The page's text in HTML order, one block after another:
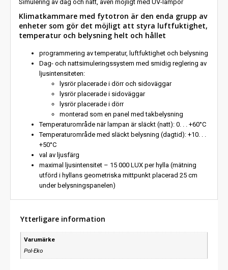
Simulering av dag och natt, även möjligt med UV-lampor
Klimatkammare med fytotron är den enda grupp av
enheter som gör det möjligt att styra luftfuktighet,
temperatur och belysning helt och hållet
programmering av temperatur, luftfuktighet och belysning
Dag- och nattsimuleringssystem med smidig reglering av
ljusintensiteten:
lysrör placerade i dörr och sidoväggar
lysrör placerade i sidoväggar
lysrör placerade i dörr
monterad som en panel med takbelysning
Temperaturområde när lampan är släckt (natt): 0. . . +60°C
Temperaturområde med släckt belysning (dagtid): +10. . .
+50°C
val av ljusfärg
maximal ljusintensitet – 15 000 LUX per hylla (mätning
utförd i hyllans geometriska mittpunkt placerad 25 cm
under belysningspanelen)
Ytterligare information
Varumärke
Pol-Eko